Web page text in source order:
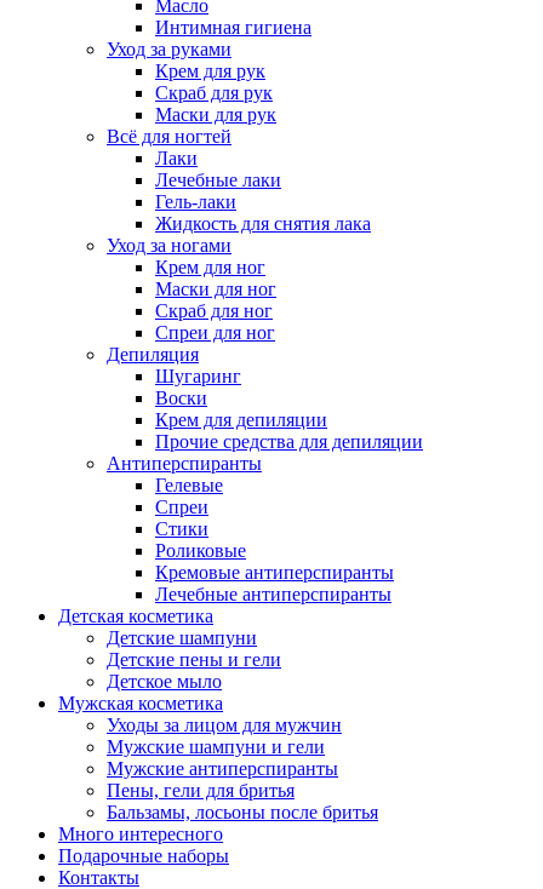
Масло
Интимная гигиена
Уход за руками
Крем для рук
Скраб для рук
Маски для рук
Всё для ногтей
Лаки
Лечебные лаки
Гель-лаки
Жидкость для снятия лака
Уход за ногами
Крем для ног
Маски для ног
Скраб для ног
Спреи для ног
Депиляция
Шугаринг
Воски
Крем для депиляции
Прочие средства для депиляции
Антиперспиранты
Гелевые
Спреи
Стики
Роликовые
Кремовые антиперспиранты
Лечебные антиперспиранты
Детская косметика
Детские шампуни
Детские пены и гели
Детское мыло
Мужская косметика
Уходы за лицом для мужчин
Мужские шампуни и гели
Мужские антиперспиранты
Пены, гели для бритья
Бальзамы, лосьоны после бритья
Много интересного
Подарочные наборы
Контакты